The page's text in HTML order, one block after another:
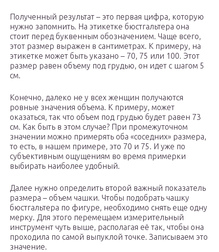
Полученный результат – это первая цифра, которую
нужно запомнить. На этикетке бюстгальтера она
стоит перед буквенным обозначением. Чаще всего,
этот размер выражен в сантиметрах. К примеру, на
этикетке может быть указано – 70, 75 или 100. Этот
размер равен объему под грудью, он идет с шагом 5
см.
Конечно, далеко не у всех женщин получаются
ровные значения объема. К примеру, может
оказаться, так что объем под грудью будет равен 73
см. Как быть в этом случае? При промежуточном
значении можно примерять оба «соседних» размера,
то есть, в нашем примере, это 70 и 75. И уже по
субъективным ощущениям во время примерки
выбирать наиболее удобный.
Далее нужно определить второй важный показатель
размера – объем чашки. Чтобы подобрать чашку
бюстгальтера по фигуре, необходимо снять еще одну
мерку. Для этого перемещаем измерительный
инструмент чуть выше, располагая её так, чтобы она
проходила по самой выпуклой точке. Записываем это
значение.